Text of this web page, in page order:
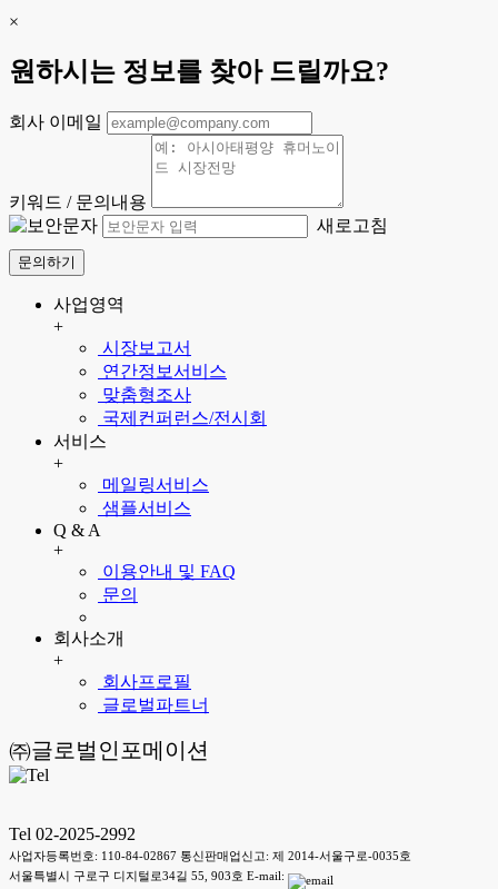
×
원하시는 정보를 찾아 드릴까요?
회사 이메일
키워드 / 문의내용
새로고침
문의하기
사업영역
+
시장보고서
연간정보서비스
맞춤형조사
국제컨퍼런스/전시회
서비스
+
메일링서비스
샘플서비스
Q & A
+
이용안내 및 FAQ
문의
회사소개
+
회사프로필
글로벌파트너
㈜글로벌인포메이션
Tel 02-2025-2992
사업자등록번호: 110-84-02867 통신판매업신고: 제 2014-서울구로-0035호
서울특별시 구로구 디지털로34길 55, 903호 E-mail: